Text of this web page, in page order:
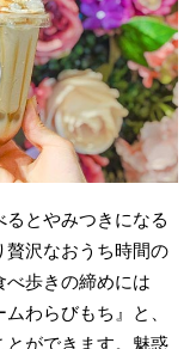
とやみつきになる
贅沢なおうち時間の
べ歩きの締めには
わらびもち』と、
とができます。魅惑